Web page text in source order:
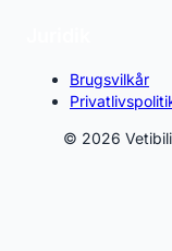
Brugsvilkår
© 2026